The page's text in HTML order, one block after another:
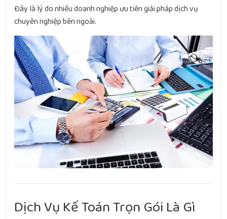
Đây là lý do nhiều doanh nghiệp ưu tiên giải pháp dịch vụ
chuyên nghiệp bên ngoài.
Dịch Vụ Kế Toán Trọn Gói Là Gì